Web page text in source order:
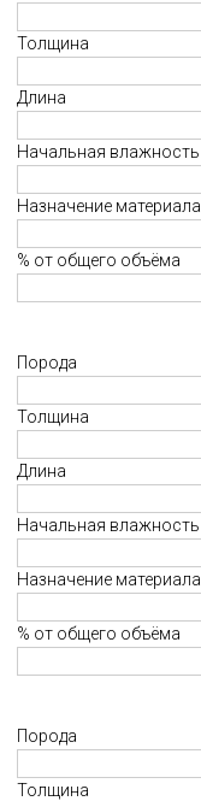
Толщина
Длина
Начальная влажность
Назначение материала
% от общего объёма
Порода
Толщина
Длина
Начальная влажность
Назначение материала
% от общего объёма
Порода
Толщина